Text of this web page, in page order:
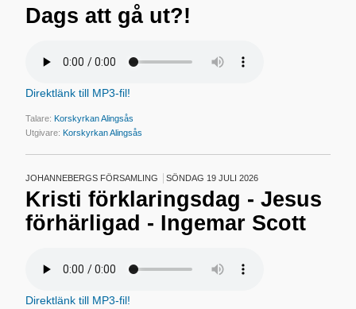
Dags att gå ut?!
Direktlänk till MP3-fil!
Talare:Korskyrkan Alingsås
Utgivare:Korskyrkan Alingsås
JOHANNEBERGS FÖRSAMLING SÖNDAG 19 JULI 2026
Kristi förklaringsdag - Jesus
förhärligad - Ingemar Scott
Direktlänk till MP3-fil!